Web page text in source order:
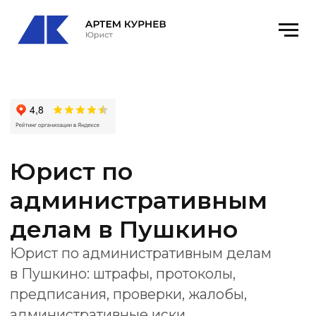
Юрист по
делам в Пушкино
Юрист по административным делам
в Пушкино: штрафы, протоколы,
предписания, проверки, жалобы,
административные иски
и представительство в суде.
Получить консультацию